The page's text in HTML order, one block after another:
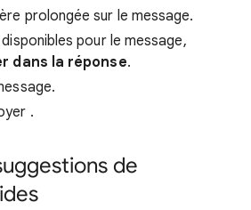
prolongée sur le message.
pour le message,
dans la réponse.
.
de